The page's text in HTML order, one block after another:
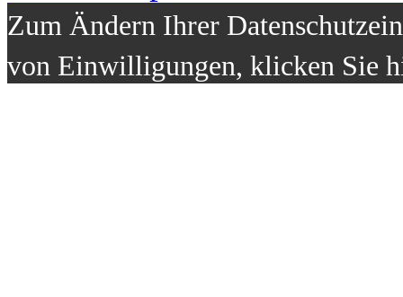
Zum Ändern Ihrer
von Einwilligungen, klicken Sie